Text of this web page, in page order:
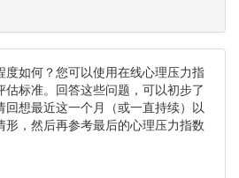
度如何？您可以使用在线心理压力指
标准。回答这些问题，可以初步了
想最近这一个月（或一直持续）以
，然后再参考最后的心理压力指数